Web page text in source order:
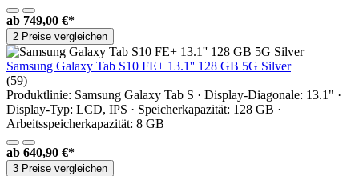
ab 749,00 €*
2 Preise vergleichen
Samsung Galaxy Tab S10 FE+ 13.1'' 128 GB 5G Silver
(59)
Produktlinie: Samsung Galaxy Tab S · Display-Diagonale: 13.1" ·
Display-Typ: LCD, IPS · Speicherkapazität: 128 GB ·
Arbeitsspeicherkapazität: 8 GB
ab 640,90 €*
3 Preise vergleichen